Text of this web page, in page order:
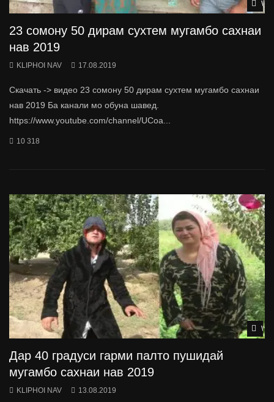
23 сомону 50 дирам сухтем мугамбо сахнаи
нав 2019
KLIPHOI NAV 17.08.2019
Скачать -> видео 23 сомону 50 дирам сухтем мугамбо сахнаи
нав 2019 Ба канали мо обуна шавед.
https://www.youtube.com/channel/UCoa...
10 318
Дар 40 градуси гарми палто пушидай
мугамбо сахнаи нав 2019
KLIPHOI NAV 13.08.2019